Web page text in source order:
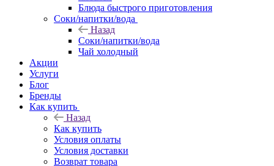
Блюда быстрого приготовления
Соки/напитки/вода
Назад
Соки/напитки/вода
Чай холодный
Акции
Услуги
Блог
Бренды
Как купить
Назад
Как купить
Условия оплаты
Условия доставки
Возврат товара